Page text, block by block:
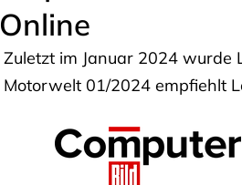
Online
Zuletzt im Januar 2024 wurde
Motorwelt 01/2024 empfiehlt